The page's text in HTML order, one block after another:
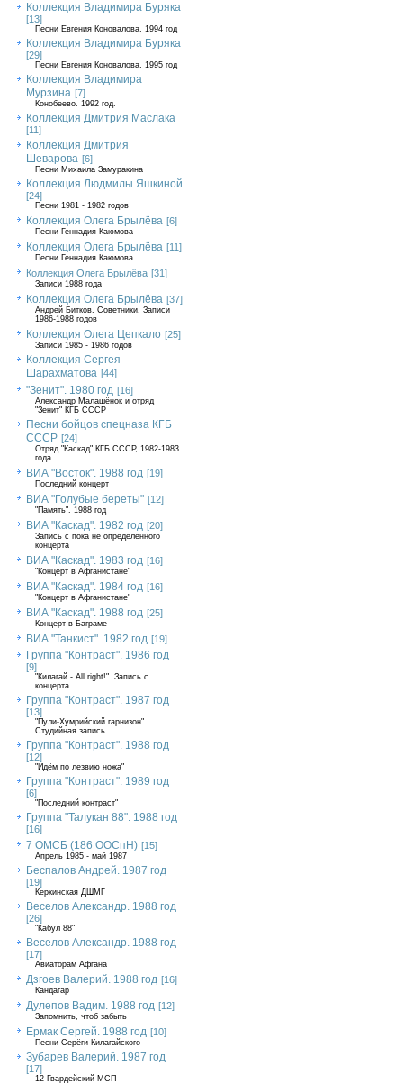
Коллекция Владимира Буряка
[13]
Песни Евгения Коновалова, 1994 год
Коллекция Владимира Буряка
[29]
Песни Евгения Коновалова, 1995 год
Коллекция Владимира
Мурзина [7]
Конобеево. 1992 год.
Коллекция Дмитрия Маслака
[11]
Коллекция Дмитрия
Шеварова [6]
Песни Михаила Замуракина
Коллекция Людмилы Яшкиной
[24]
Песни 1981 - 1982 годов
Коллекция Олега Брылёва [6]
Песни Геннадия Каюмова
Коллекция Олега Брылёва [11]
Песни Геннадия Каюмова.
Коллекция Олега Брылёва [31]
Записи 1988 года
Коллекция Олега Брылёва [37]
Андрей Битков. Советники. Записи
1986-1988 годов
Коллекция Олега Цепкало [25]
Записи 1985 - 1986 годов
Коллекция Сергея
Шарахматова [44]
"Зенит". 1980 год [16]
Александр Малашёнок и отряд
"Зенит" КГБ СССР
Песни бойцов спецназа КГБ
СССР [24]
Отряд "Каскад" КГБ СССР, 1982-1983
года
ВИА "Восток". 1988 год [19]
Последний концерт
ВИА "Голубые береты" [12]
"Память". 1988 год
ВИА "Каскад". 1982 год [20]
Запись с пока не определённого
концерта
ВИА "Каскад". 1983 год [16]
"Концерт в Афганистане"
ВИА "Каскад". 1984 год [16]
"Концерт в Афганистане"
ВИА "Каскад". 1988 год [25]
Концерт в Баграме
ВИА "Танкист". 1982 год [19]
Группа "Контраст". 1986 год
[9]
"Килагай - All right!". Запись с
концерта
Группа "Контраст". 1987 год
[13]
"Пули-Хумрийский гарнизон".
Студийная запись
Группа "Контраст". 1988 год
[12]
"Идём по лезвию ножа"
Группа "Контраст". 1989 год
[6]
"Последний контраст"
Группа "Талукан 88". 1988 год
[16]
7 ОМСБ (186 ООСпН) [15]
Апрель 1985 - май 1987
Беспалов Андрей. 1987 год
[19]
Керкинская ДШМГ
Веселов Александр. 1988 год
[26]
"Кабул 88"
Веселов Александр. 1988 год
[17]
Авиаторам Афгана
Дзгоев Валерий. 1988 год [16]
Кандагар
Дулепов Вадим. 1988 год [12]
Запомнить, чтоб забыть
Ермак Сергей. 1988 год [10]
Песни Серёги Килагайского
Зубарев Валерий. 1987 год
[17]
12 Гвардейский МСП